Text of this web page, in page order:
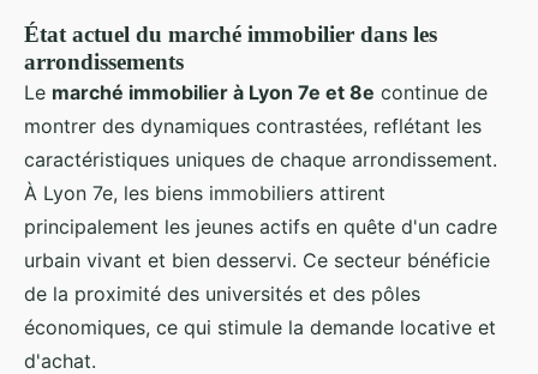
État actuel du marché immobilier dans les
arrondissements
Le marché immobilier à Lyon 7e et 8e continue de
montrer des dynamiques contrastées, reflétant les
caractéristiques uniques de chaque arrondissement.
À Lyon 7e, les biens immobiliers attirent
principalement les jeunes actifs en quête d'un cadre
urbain vivant et bien desservi. Ce secteur bénéficie
de la proximité des universités et des pôles
économiques, ce qui stimule la demande locative et
d'achat.